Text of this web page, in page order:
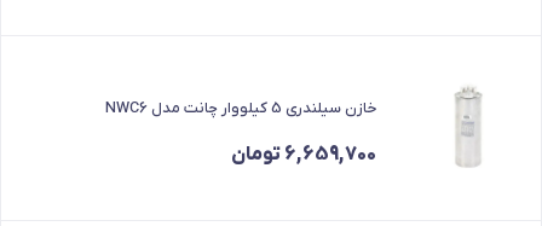
خازن سیلندری 5 کیلووار چانت مدل NWC6
6,659,700 تومان